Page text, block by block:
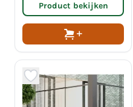
Product bekijken